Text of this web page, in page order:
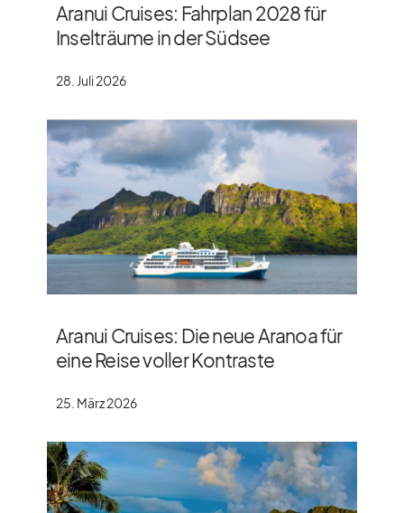
Aranui Cruises: Fahrplan 2028 für
Inselträume in der Südsee
28. Juli 2026
Aranui Cruises: Die neue Aranoa für
eine Reise voller Kontraste
25. März 2026